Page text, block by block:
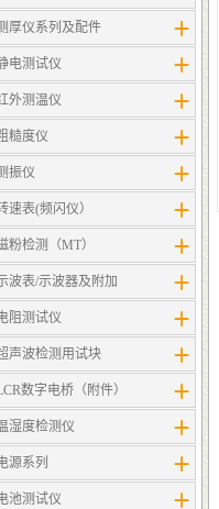
厚仪系列及配件
电测试仪
外测温仪
糙度仪
振仪
速表(频闪仪）
粉检测（MT）
波表/示波器及附加
阻测试仪
声波检测用试块
数字电桥（附件）
湿度检测仪
源系列
池测试仪